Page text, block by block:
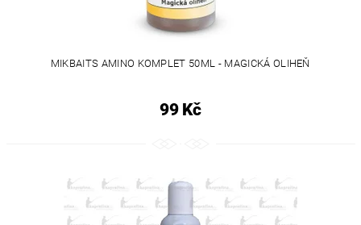
MIKBAITS AMINO KOMPLET 50ML - MAGICKÁ OLIHEŇ
99 Kč